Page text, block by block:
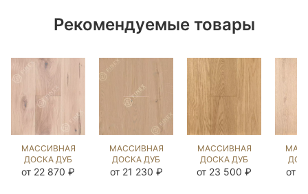
Рекомендуемые товары
МАССИВНАЯ
ДОСКА ДУБ
ПРИНСТОН
от 22 870 ₽
МАССИВНАЯ
ДОСКА ДУБ
COLONIAL
от 21 230 ₽
МАССИВНАЯ
ДОСКА ДУБ
UNFINISHED
от 23 500 ₽ от